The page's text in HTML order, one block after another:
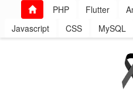
PHP Flutter
Javascript
CSS MySQL